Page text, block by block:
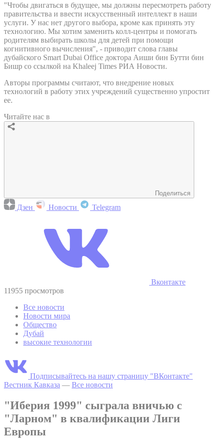
"Чтобы двигаться в будущее, мы должны пересмотреть работу
правительства и ввести искусственный интеллект в наши
услуги. У нас нет другого выбора, кроме как принять эту
технологию. Мы хотим заменить колл-центры и помогать
родителям выбирать школы для детей при помощи
когнитивного вычисления", - приводит слова главы
дубайского Smart Dubai Office доктора Аиши бин Бутти бин
Бишр со ссылкой на Khaleej Times РИА Новости.
Авторы программы считают, что внедрение новых
технологий в работу этих учреждений существенно упростит
ее.
Читайте нас в
Поделиться
Дзен Новости Telegram
Вконтакте
11955 просмотров
Все новости
Новости мира
Общество
Дубай
высокие технологии
Подписывайтесь на нашу страницу "ВКонтакте"
Вестник Кавказа — Все новости
"Иберия 1999" сыграла вничью с
"Ларном" в квалификации Лиги
Европы